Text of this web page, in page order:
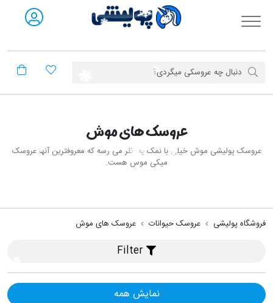
فروشگاه آنلاین پولیشی
عروسک های موش
عروسک پولیشی موش خیلی با نمک به نظر می رسه که معروفترین آنها عروسک
میکی موس هست.
فروشگاه پولیشی عروسک حیوانات عروسک های موش
نمایش همه